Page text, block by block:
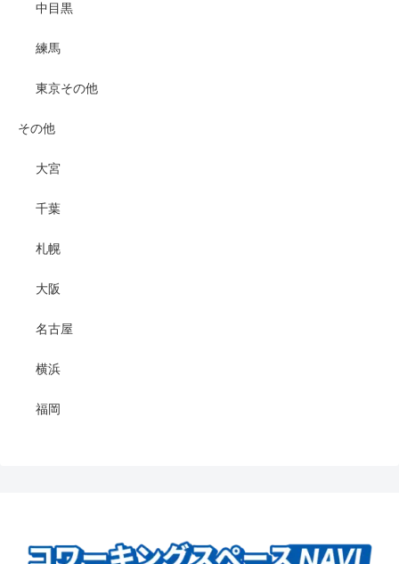
中目黒
練馬
東京その他
その他
大宮
千葉
札幌
大阪
名古屋
横浜
福岡